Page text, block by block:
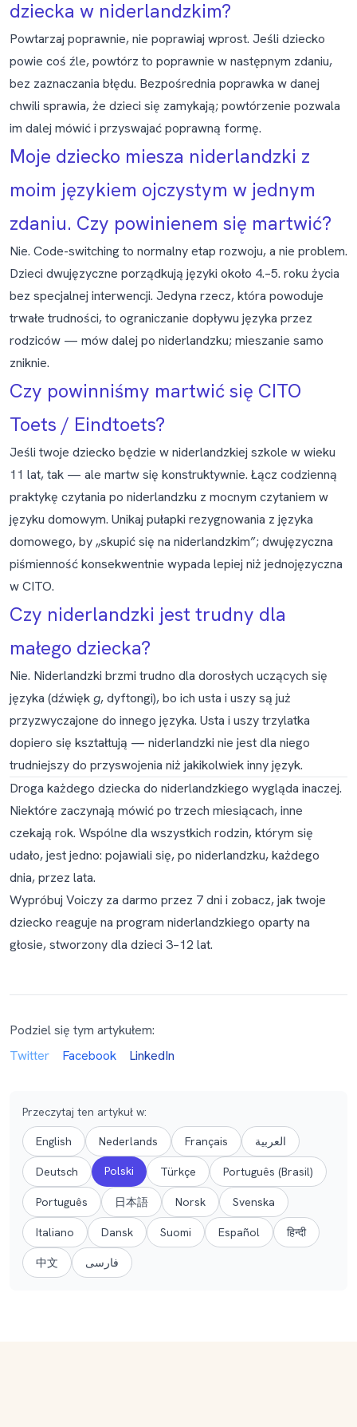
dziecka w niderlandzkim?
Powtarzaj poprawnie, nie poprawiaj wprost. Jeśli dziecko
powie coś źle, powtórz to poprawnie w następnym zdaniu,
bez zaznaczania błędu. Bezpośrednia poprawka w danej
chwili sprawia, że dzieci się zamykają; powtórzenie pozwala
im dalej mówić i przyswajać poprawną formę.
Moje dziecko miesza niderlandzki z
moim językiem ojczystym w jednym
zdaniu. Czy powinienem się martwić?
Nie. Code-switching to normalny etap rozwoju, a nie problem.
Dzieci dwujęzyczne porządkują języki około 4.–5. roku życia
bez specjalnej interwencji. Jedyna rzecz, która powoduje
trwałe trudności, to ograniczanie dopływu języka przez
rodziców — mów dalej po niderlandzku; mieszanie samo
zniknie.
Czy powinniśmy martwić się CITO
Toets / Eindtoets?
Jeśli twoje dziecko będzie w niderlandzkiej szkole w wieku
11 lat, tak — ale martw się konstruktywnie. Łącz codzienną
praktykę czytania po niderlandzku z mocnym czytaniem w
języku domowym. Unikaj pułapki rezygnowania z języka
domowego, by „skupić się na niderlandzkim”; dwujęzyczna
piśmienność konsekwentnie wypada lepiej niż jednojęzyczna
w CITO.
Czy niderlandzki jest trudny dla
małego dziecka?
Nie. Niderlandzki brzmi trudno dla dorosłych uczących się
języka (dźwiękg, dyftongi), bo ich usta i uszy są już
przyzwyczajone do innego języka. Usta i uszy trzylatka
dopiero się kształtują — niderlandzki nie jest dla niego
trudniejszy do przyswojenia niż jakikolwiek inny język.
Droga każdego dziecka do niderlandzkiego wygląda inaczej.
Niektóre zaczynają mówić po trzech miesiącach, inne
czekają rok. Wspólne dla wszystkich rodzin, którym się
udało, jest jedno: pojawiali się, po niderlandzku, każdego
dnia, przez lata.
Wypróbuj Voiczy za darmo przez 7 dni i zobacz, jak twoje
dziecko reaguje na program niderlandzkiego oparty na
głosie, stworzony dla dzieci 3–12 lat.
Podziel się tym artykułem:
Twitter
Facebook LinkedIn
Przeczytaj ten artykuł w:
English Nederlands Français العربية
Deutsch Polski Türkçe Português (Brasil)
Português 日本語 Norsk Svenska
Italiano Dansk Suomi Español हिन्दी
中文 فارسی